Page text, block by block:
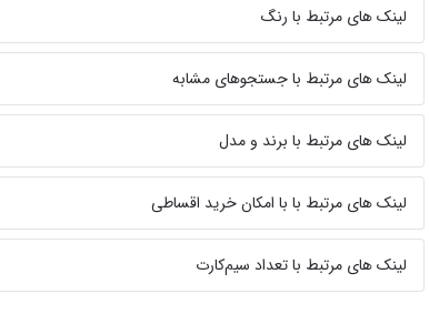
لینک های مرتبط با رنگ
لینک های مرتبط با جستجوهای مشابه
لینک های مرتبط با برند و مدل
لینک های مرتبط با با امکان خرید اقساطی
لینک های مرتبط با تعداد سیم‌کارت